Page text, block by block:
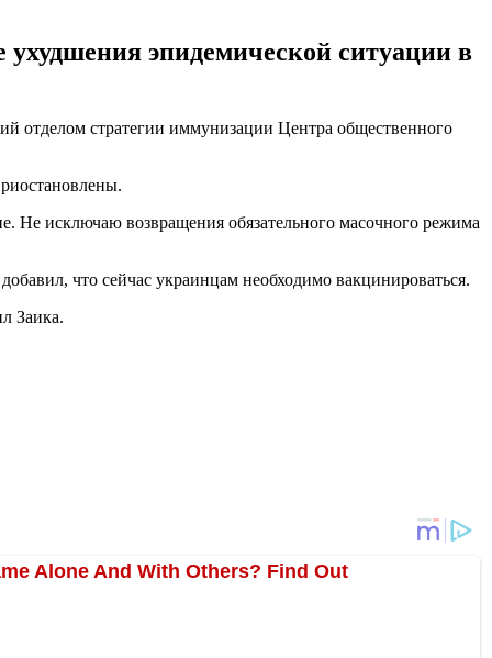
эпидемической ситуации в
отделом стратегии иммунизации Центра общественного
Не исключаю возвращения обязательного масочного режима
что сейчас украинцам необходимо вакцинироваться.
Заика.